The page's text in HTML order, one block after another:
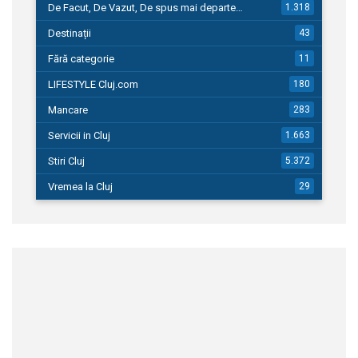
De Facut, De Vazut, De spus mai departe… 1.318
Destinații 43
Fără categorie 11
LIFESTYLE Cluj.com 180
Mancare 283
Servicii in Cluj 1.663
Stiri Cluj 5.372
Vremea la Cluj 29